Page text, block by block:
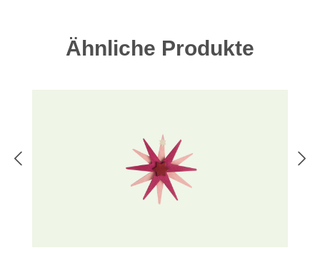
Produktgalerie überspringen
Ähnliche Produkte